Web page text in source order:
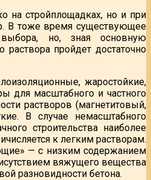
на стройплощадках, но и при
В тоже время существующее
выбора, но, зная основную
пройдет достаточно
жаростойкие,
для масштабного и частного
растворов (магнетитовый,
В случае немасштабного
строительства наиболее
к легким растворам.
— с низким содержанием
вяжущего вещества
разновидности бетона.